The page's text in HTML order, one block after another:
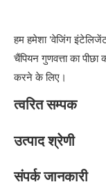
हम हमेशा 'वेजिंग
चैंपियन गुणवत्ता का
करने के लिए।
त्वरित सम्पक
उत्पाद श्रेणी
संपर्क जानकारी